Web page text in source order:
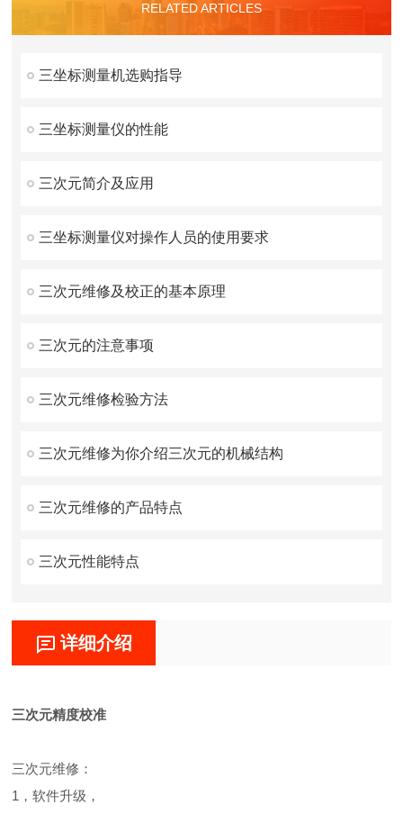
RELATED ARTICLES
三坐标测量机选购指导
三坐标测量仪的性能
三次元简介及应用
三坐标测量仪对操作人员的使用要求
三次元维修及校正的基本原理
三次元的注意事项
三次元维修检验方法
三次元维修为你介绍三次元的机械结构
三次元维修的产品特点
三次元性能特点
详细介绍
三次元精度校准
三次元维修：
1，软件升级，